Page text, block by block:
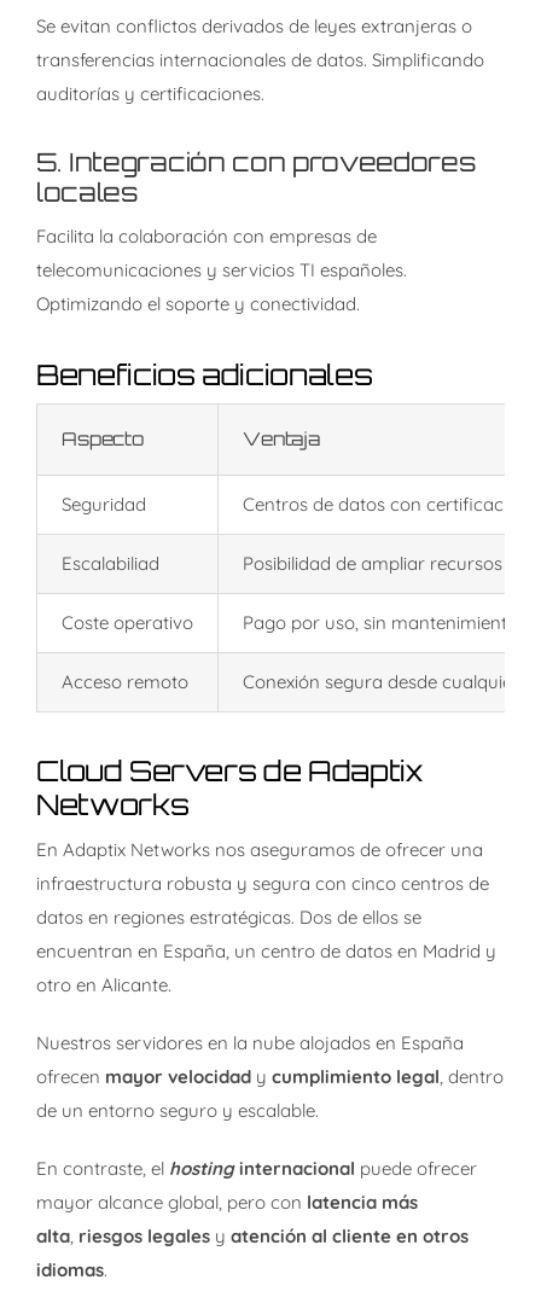
Se evitan conflictos derivados de leyes extranjeras o
transferencias internacionales de datos. Simplificando
auditorías y certificaciones.
5. Integración con proveedores
locales
Facilita la colaboración con empresas de
telecomunicaciones y servicios TI españoles.
Optimizando el soporte y conectividad.
Beneficios adicionales
Aspecto Ventaja
Seguridad Centros de datos con
Escalabiliad Posibilidad de ampliar recursos sin
Coste operativo Pago por uso, sin mantenimiento
Acceso remoto Conexión segura desde cualquier
Cloud Servers de Adaptix
Networks
En Adaptix Networks nos aseguramos de ofrecer una
infraestructura robusta y segura con cinco centros de
datos en regiones estratégicas. Dos de ellos se
encuentran en España, un centro de datos en Madrid y
otro en Alicante.
Nuestros servidores en la nube alojados en España
ofrecen mayor velocidad y cumplimiento legal , dentro
de un entorno seguro y escalable.
En contraste, el hostinginternacional puede ofrecer
mayor alcance global, pero con latencia más
alta, riesgos legalesy atención al cliente en otros
idiomas.